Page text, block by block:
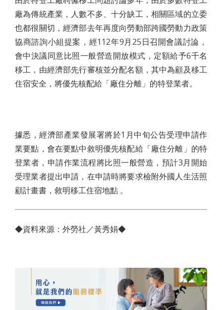
廠為傳統產業，人數不多、十分缺工，相關區域的立委
也都很關切，經濟部去年再度向勞動部跨國勞動力政策
協商諮詢小組提案，經112年9月25日召開會議討論，
會中決議同意比照一般營造開放模式，定額給予6千名
移工，由經濟部先行審核並分配名額，其中為顧及移工
住宿安全，將優先核配給「廠住分離」的特登業者。
據悉，經濟部產業發展署將於1月中旬公告受理申請作
業要點，會在要點中敘明優先核配給「廠住分離」的特
登業者，申請作業流程將比照一般營造，預計3月開始
受理業者提出申請，在申請時將要求檢附外國人生活照
顧計畫書，敘明移工住宿地點 。
◆資料來源：外勞社／黃秀娟◆